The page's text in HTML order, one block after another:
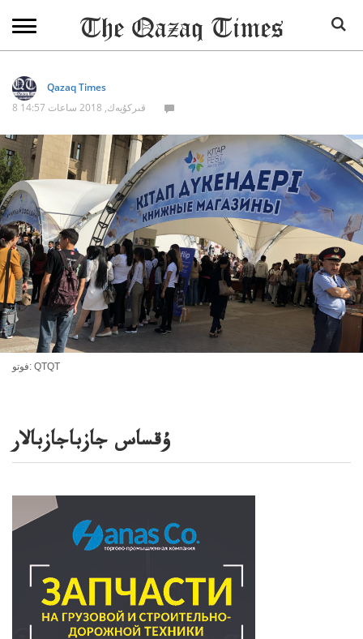
Qazaq Times
8 قىركۇيەك, 2018 ساعات 14:57
فوتو: QTQT
ۇقساس جازباجازبالار